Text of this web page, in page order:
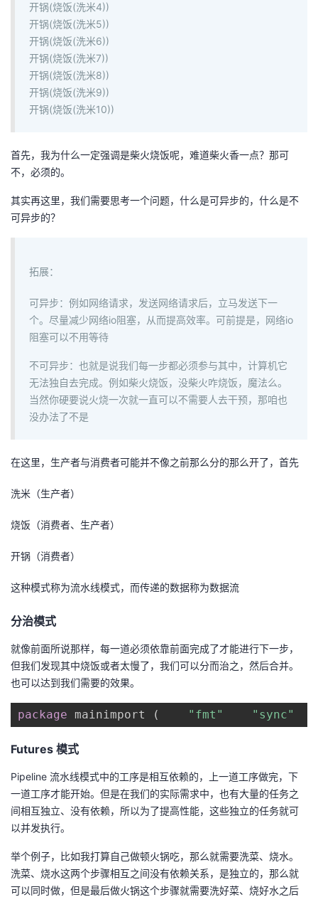
开锅(烧饭(洗米4))
开锅(烧饭(洗米5))
开锅(烧饭(洗米6))
开锅(烧饭(洗米7))
开锅(烧饭(洗米8))
开锅(烧饭(洗米9))
开锅(烧饭(洗米10))
首先，我为什么一定强调是柴火烧饭呢，难道柴火香一点？那可
不，必须的。
其实再这里，我们需要思考一个问题，什么是可异步的，什么是不
可异步的？
拓展：
可异步：例如网络请求，发送网络请求后，立马发送下一
个。尽量减少网络io阻塞，从而提高效率。可前提是，网络io
阻塞可以不用等待
不可异步：也就是说我们每一步都必须参与其中，计算机它
无法独自去完成。例如柴火烧饭，没柴火咋烧饭，魔法么。
当然你硬要说火烧一次就一直可以不需要人去干预，那咱也
没办法了不是
在这里，生产者与消费者可能并不像之前那么分的那么开了，首先
洗米（生产者）
烧饭（消费者、生产者）
开锅（消费者）
这种模式称为流水线模式，而传递的数据称为数据流
分治模式
就像前面所说那样，每一道必须依靠前面完成了才能进行下一步，
但我们发现其中烧饭或者太慢了，我们可以分而治之，然后合并。
也可以达到我们需要的效果。
package mainimport ( "fmt" "sync"
Futures 模式
Pipeline 流水线模式中的工序是相互依赖的，上一道工序做完，下
一道工序才能开始。但是在我们的实际需求中，也有大量的任务之
间相互独立、没有依赖，所以为了提高性能，这些独立的任务就可
以并发执行。
举个例子，比如我打算自己做顿火锅吃，那么就需要洗菜、烧水。
洗菜、烧水这两个步骤相互之间没有依赖关系，是独立的，那么就
可以同时做，但是最后做火锅这个步骤就需要洗好菜、烧好水之后